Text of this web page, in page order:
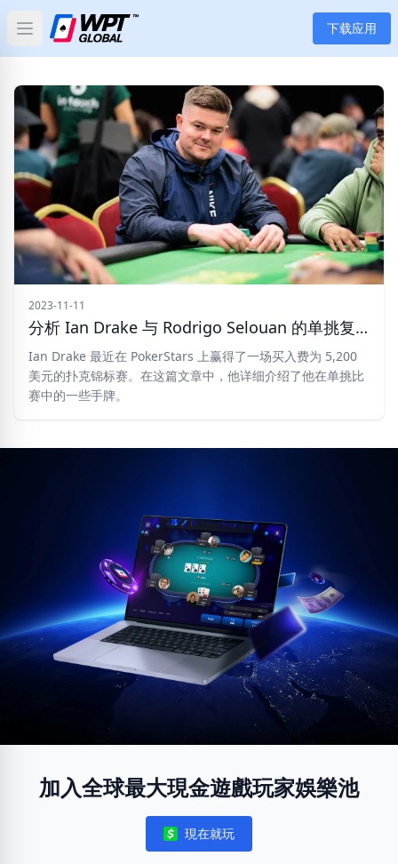
Open main menu 下载应用
新闻
文章
扑克
应用
分类
2023-11-11
分析 Ian Drake 与 Rodrigo Selouan 的单挑复出
Ian Drake 最近在 PokerStars 上赢得了一场买入费为 5,200
美元的扑克锦标赛。在这篇文章中，他详细介绍了他在单挑比
赛中的一些手牌。
加入全球最大現金遊戲玩家娛樂池
Notifications
現在就玩